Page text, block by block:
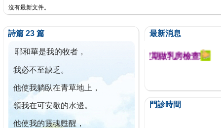
沒有最新文件。
詩篇 23 篇
耶和華是我的牧者，
我必不至缺乏。
他使我躺臥在青草地上，
領我在可安歇的水邊。
他使我的靈魂甦醒，
最新消息
今已篩檢出1700位乳癌患者,提醒您定期做乳房檢查!
門診時間